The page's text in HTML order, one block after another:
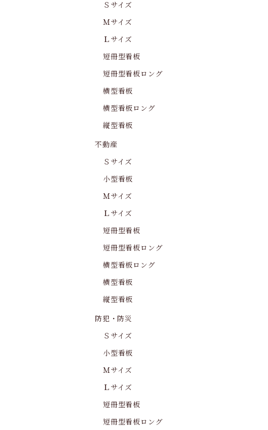
Ｓサイズ
Ｍサイズ
Ｌサイズ
短冊型看板
短冊型看板ロング
横型看板
横型看板ロング
縦型看板
不動産
Ｓサイズ
小型看板
Ｍサイズ
Ｌサイズ
短冊型看板
短冊型看板ロング
横型看板ロング
横型看板
縦型看板
防犯・防災
Ｓサイズ
小型看板
Ｍサイズ
Ｌサイズ
短冊型看板
短冊型看板ロング